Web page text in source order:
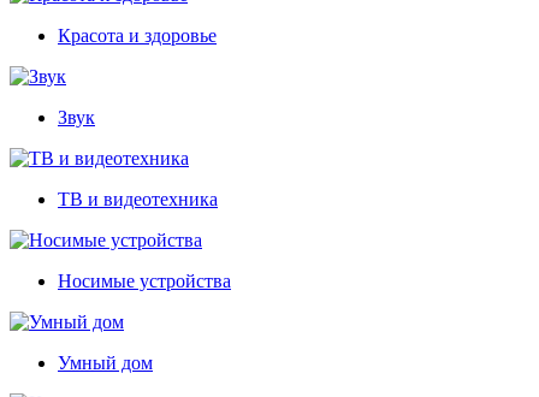
Красота и здоровье
Звук
ТВ и видеотехника
Носимые устройства
Умный дом